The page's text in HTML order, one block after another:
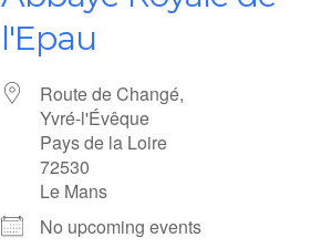
l'Epau
Route de Changé,
Yvré-l'Évêque
Pays de la Loire
72530
Le Mans
No upcoming events